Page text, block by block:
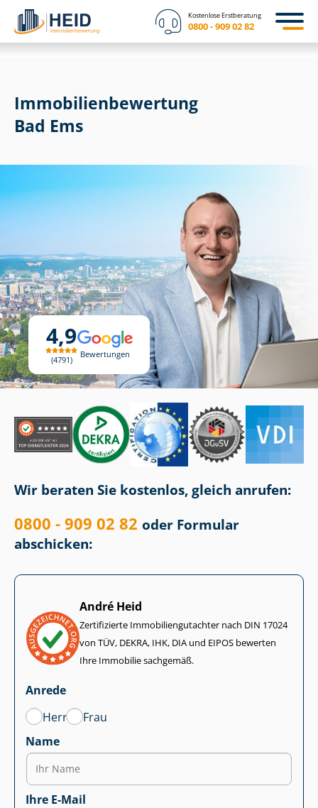
Kostenlose Erstberatung
0800 - 909 02 82
4,9
4791
Bewertungen
Immobilien­bewertung
Bad Ems
Wir beraten Sie kostenlos, gleich anrufen:
0800 - 909 02 82 oder Formular
abschicken:
André Heid
Zertifizierte Im­mo­bi­li­en­gut­ach­ter nach DIN 17024
von TÜV, DEKRA, IHK, DIA und EIPOS bewerten
Ihre Immobilie sachgemäß.
Anrede
Herr
Frau
Name
Ihre E-Mail